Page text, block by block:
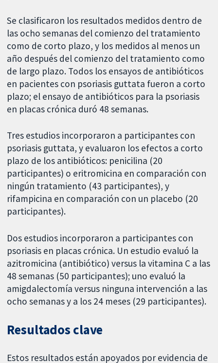
Se clasificaron los resultados medidos dentro de
las ocho semanas del comienzo del tratamiento
como de corto plazo, y los medidos al menos un
año después del comienzo del tratamiento como
de largo plazo. Todos los ensayos de antibióticos
en pacientes con psoriasis guttata fueron a corto
plazo; el ensayo de antibióticos para la psoriasis
en placas crónica duró 48 semanas.
Tres estudios incorporaron a participantes con
psoriasis guttata, y evaluaron los efectos a corto
plazo de los antibióticos: penicilina (20
participantes) o eritromicina en comparación con
ningún tratamiento (43 participantes), y
rifampicina en comparación con un placebo (20
participantes).
Dos estudios incorporaron a participantes con
psoriasis en placas crónica. Un estudio evaluó la
azitromicina (antibiótico) versus la vitamina C a las
48 semanas (50 participantes); uno evaluó la
amigdalectomía versus ninguna intervención a las
ocho semanas y a los 24 meses (29 participantes).
Resultados clave
Estos resultados están apoyados por evidencia de